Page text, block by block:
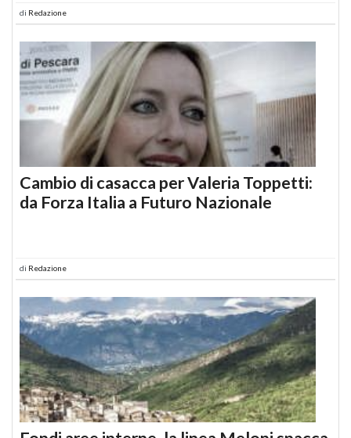
di Redazione
Cambio di casacca per Valeria Toppetti:
da Forza Italia a Futuro Nazionale
di Redazione